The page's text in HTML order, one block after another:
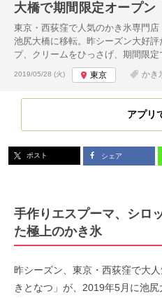
大橋で期間限定オープン
東京・西荻窪で人気のかき氷専門店
池尻大橋に移転。昨シーズン大好
プ、クリームをひっさげ、期間限定
投稿日:
2019/05/28 (火) 東京 かき
アプリ
ポスト シェア
手作りエスプーマ、シロ
た極上のかき氷
昨シーズン、東京・西荻窪で大
きとなつ」が、2019年5月に池